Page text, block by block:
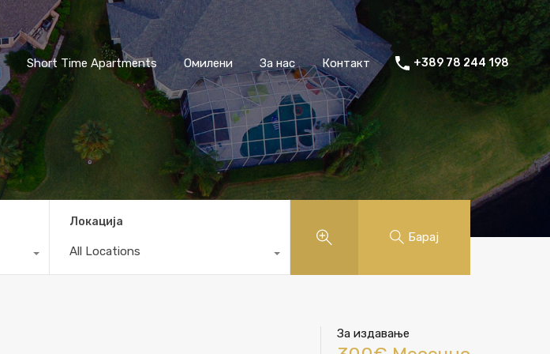
Short Time Apartments Омилени За нас Контакт +389 78 244 198
Локација
All Locations
Барај
За издавање